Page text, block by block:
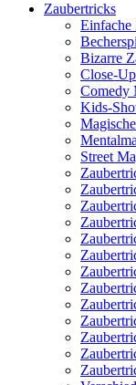
Zaubertricks
Einfache
Bizarre
Close-
Comedy
Kids-
Street